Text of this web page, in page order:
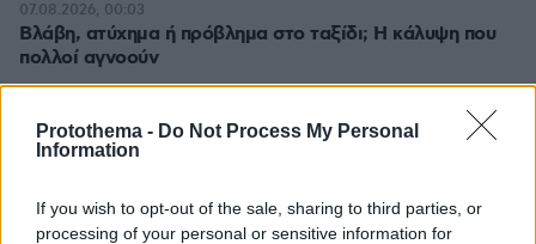
Protothema - Do Not Process My Personal
Information
If you wish to opt-out of the sale, sharing to third parties, or
processing of your personal or sensitive information for
Βλάβη, ατύχημα ή πρόβλημα στο ταξίδι; Η κάλυψη που
πολλοί αγνοούν
07.08.2026, 00:03
Χαλαρή έξοδος για τον Κυριάκο Μητσοτάκη και τη
σύζυγό του Μαρέβα στα Χανιά, φωτογραφίες
ΔΕΙΤΕ ΟΛΕΣ ΤΙΣ ΕΙΔΗΣΕΙΣ